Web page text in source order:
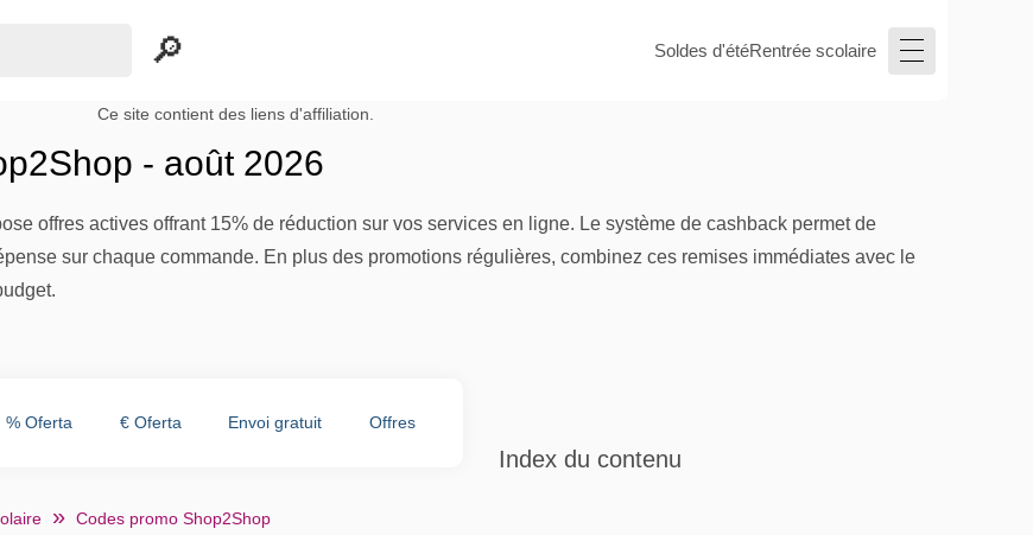
Soldes d'étéRentrée scolaire
Ce site contient des liens d'affiliation.
- août 2026
offres actives offrant 15% de réduction sur vos services en ligne. Le système de cashback permet de
sur chaque commande. En plus des promotions régulières, combinez ces remises immédiates avec le
% Oferta € Oferta Envoi gratuit Offres
Codes promo Shop2Shop
Index du contenu